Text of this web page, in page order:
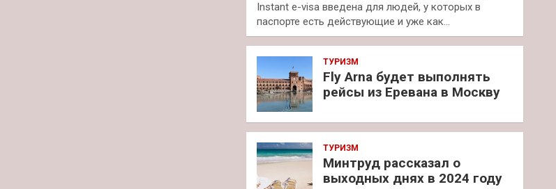
Instant e-visa введена для людей, у которых в
паспорте есть действующие и уже как…
ТУРИЗМ
Fly Arna будет выполнять
рейсы из Еревана в Москву
ТУРИЗМ
Минтруд рассказал о
выходных днях в 2024 году